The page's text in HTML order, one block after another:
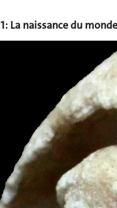
1: La naissance du